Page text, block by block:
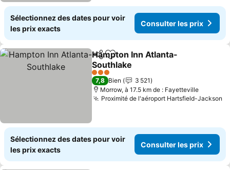
Sélectionnez des dates pour voir
les prix exacts
Consulter les prix
PartagerAjouter à mes favoris
Hampton Inn Atlanta-
Southlake
Consulter les prix
3 Étoiles
7,8 Bien
3 521
Morrow, à 17.5 km de : Fayetteville
Proximité de l'aéroport Hartsfield-Jackson
Sélectionnez des dates pour voir
les prix exacts
Consulter les prix